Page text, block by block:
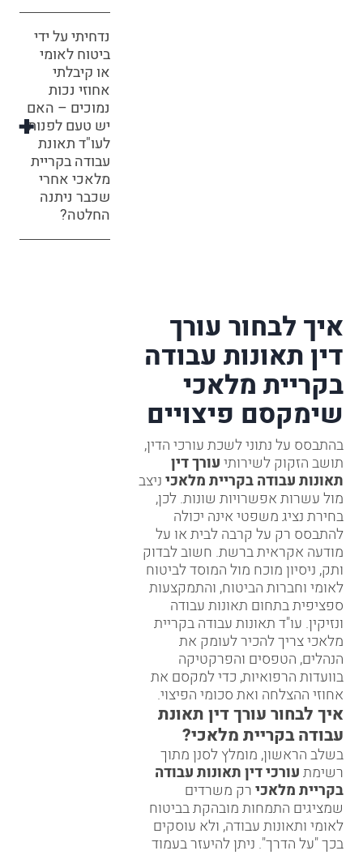
נדחיתי על ידי
ביטוח לאומי
או קיבלתי
אחוזי נכות
נמוכים – האם
יש טעם לפנות
לעו"ד תאונת
עבודה בקריית
מלאכי אחרי
שכבר ניתנה
החלטה?
איך לבחור עורך
דין תאונות עבודה
בקריית מלאכי
שימקסם פיצויים
בהתבסס על נתוני לשכת עורכי הדין,
תושב הזקוק לשירותיעורך דין
תאונות עבודה בקריית מלאכיניצב
מול עשרות אפשרויות שונות. לכן,
בחירת נציג משפטי אינה יכולה
להתבסס רק על קרבה לבית או על
מודעה אקראית ברשת. חשוב לבדוק
ותק, ניסיון מוכח מול המוסד לביטוח
לאומי וחברות הביטוח, והתמקצעות
ספציפית בתחום תאונות עבודה
ונזיקין. עו"ד תאונות עבודה בקריית
מלאכי צריך להכיר לעומק את
הנהלים, הטפסים והפרקטיקה
בוועדות הרפואיות, כדי למקסם את
אחוזי ההצלחה ואת סכומי הפיצוי.
איך לבחור עורך דין תאונת
עבודה בקריית מלאכי?
בשלב הראשון, מומלץ לסנן מתוך
רשימתעורכי דין תאונות עבודה
בקריית מלאכירק משרדים
שמציגים התמחות מובהקת בביטוח
לאומי ותאונות עבודה, ולא עוסקים
בכך "על הדרך". ניתן להיעזר בעמוד